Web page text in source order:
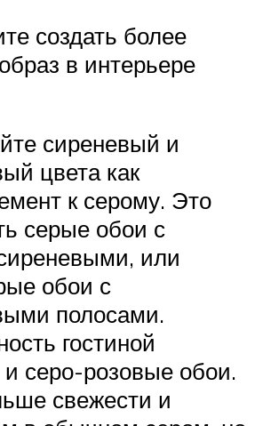
создать более
в интерьере
сиреневый и
цвета как
к серому. Это
серые обои с
или
обои с
полосами.
гостиной
и серо-розовые обои.
свежести и